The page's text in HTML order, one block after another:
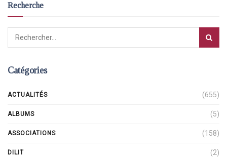
Recherche
Catégories
ACTUALITÉS (655)
ALBUMS (5)
ASSOCIATIONS (158)
DILIT (2)